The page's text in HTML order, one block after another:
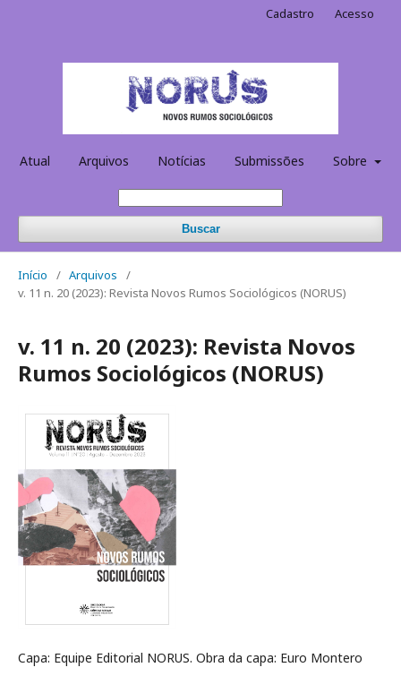
Atual Arquivos Notícias Submissões Sobre
Buscar
Cadastro Acesso
Início / Arquivos
/
v. 11 n. 20 (2023): Revista Novos Rumos Sociológicos (NORUS)
v. 11 n. 20 (2023): Revista Novos
Rumos Sociológicos (NORUS)
Capa: Equipe Editorial NORUS. Obra da capa: Euro Montero